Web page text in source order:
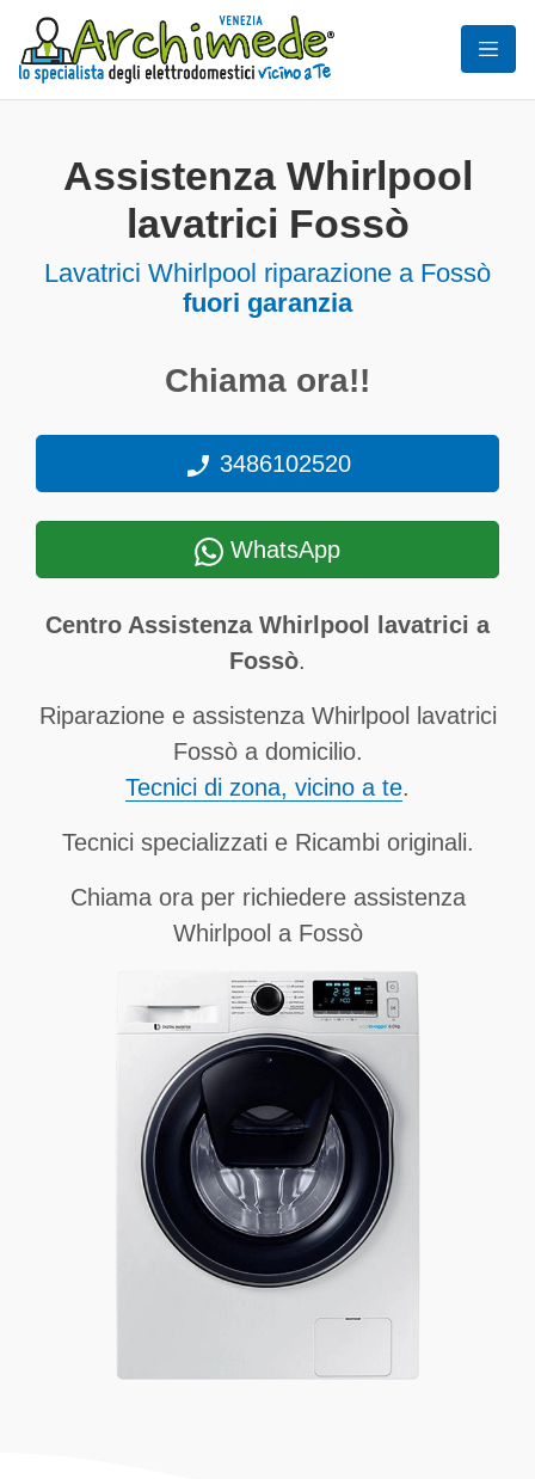
Assistenza Whirlpool
lavatrici Fossò
Lavatrici Whirlpool riparazione a Fossò
fuori garanzia
Chiama ora!!
3486102520
WhatsApp
Centro Assistenza Whirlpool lavatrici a
Fossò.
Riparazione e assistenza Whirlpool lavatrici
Fossò a domicilio.
Tecnici di zona, vicino a te.
Tecnici specializzati e Ricambi originali.
Chiama ora per richiedere assistenza
Whirlpool a Fossò